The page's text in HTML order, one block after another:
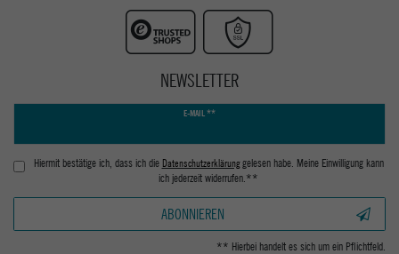
NEWSLETTER
E-MAIL **
Hiermit bestätige ich, dass ich die Daten­schutz­erklärunggelesen habe. Meine Einwilligung kann
ich jederzeit widerrufen.**
ABONNIEREN
** Hierbei handelt es sich um ein Pflichtfeld.